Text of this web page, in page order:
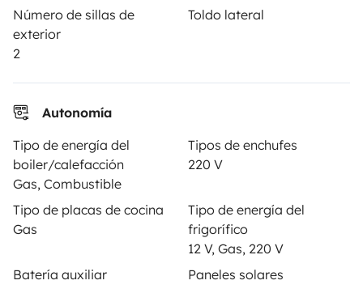
Número de sillas de
exterior
2
Toldo lateral
Autonomía
Tipo de energía del
boiler/calefacción
Gas, Combustible
Tipos de enchufes
220 V
Tipo de placas de cocina
Gas
Tipo de energía del
frigorífico
12 V, Gas, 220 V
Batería auxiliar
Paneles solares
Anunciar un vehículo
Contrato de alquiler
Seguros de alquiler
Asistencias de alquiler
Ayuda propietario
Pago en varios plazos